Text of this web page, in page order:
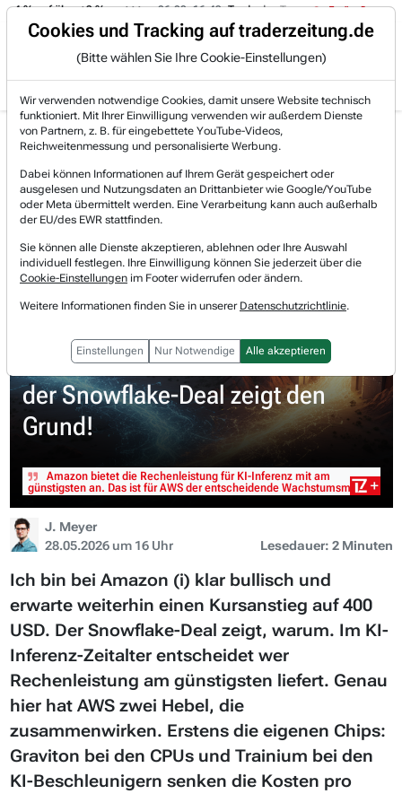
Trading-Room
% auf über +3 %. 06.08. 16:49 Trade des Tages 06.08.
Gratis Account Login
Jetzt registrieren und gratis Artikel lesen.
Bereits bei TraderFox registriert? Jetzt anmelden!
Home Börsen-Nachrichten
Meinungen
Amazon wird das KI-Inferenzzeitalter dominieren un...
Amazon.com Watchlist
Amazon.com
Amazon wird das KI-
Inferenzzeitalter dominieren und
der Snowflake-Deal zeigt den
Grund!
Amazon bietet die Rechenleistung für KI-Inferenz mit am
günstigsten an. Das ist für AWS der entscheidende Wachstumsmotor.
J. Meyer
28.05.2026 um 16 Uhr
Lesedauer: 2 Minuten
Ich bin bei Amazon (i) klar bullisch und
erwarte weiterhin einen Kursanstieg auf 400
USD. Der Snowflake-Deal zeigt, warum. Im KI-
Inferenz-Zeitalter entscheidet wer
Rechenleistung am günstigsten liefert. Genau
hier hat AWS zwei Hebel, die
zusammenwirken. Erstens die eigenen Chips:
Graviton bei den CPUs und Trainium bei den
KI-Beschleunigern senken die Kosten pro
Cookies und Tracking auf traderzeitung.de
(Bitte wählen Sie Ihre Cookie-Einstellungen)
Wir verwenden notwendige Cookies, damit unsere Website technisch
funktioniert. Mit Ihrer Einwilligung verwenden wir außerdem Dienste
von Partnern, z. B. für eingebettete YouTube-Videos,
Reichweitenmessung und personalisierte Werbung.
Dabei können Informationen auf Ihrem Gerät gespeichert oder
ausgelesen und Nutzungsdaten an Drittanbieter wie Google/YouTube
oder Meta übermittelt werden. Eine Verarbeitung kann auch außerhalb
der EU/des EWR stattfinden.
Sie können alle Dienste akzeptieren, ablehnen oder Ihre Auswahl
individuell festlegen. Ihre Einwilligung können Sie jederzeit über die
Cookie-Einstellungen im Footer widerrufen oder ändern.
Weitere Informationen finden Sie in unserer Datenschutzrichtlinie.
Einstellungen Nur Notwendige Alle akzeptieren